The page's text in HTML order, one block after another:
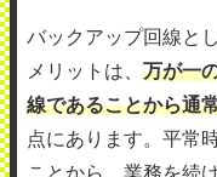
バックアップ回線と
メリットは、 万が一
線であることから通
点にあります。平常
ことから、業務を続